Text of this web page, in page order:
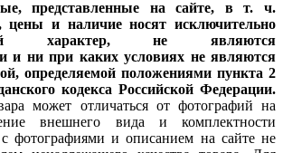
представленные на сайте, в т. ч.
цены и наличие носят исключительно
характер, не являются
и ни при каких условиях не являются
определяемой положениями пункта 2
кодекса Российской Федерации.
может отличаться от фотографий на
внешнего вида и комплектности
с фотографиями и описанием на сайте не